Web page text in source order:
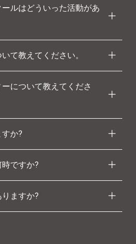
ルはどういった活動があ
て教えてください。
について教えてくださ
か?
ですか?
ますか?